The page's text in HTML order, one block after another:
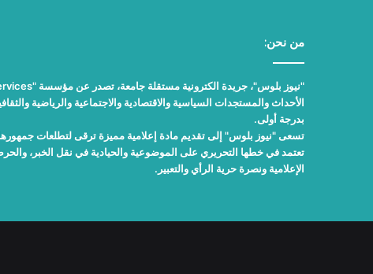
من نحن:
الأحداث والمستجدات السياسية والاقتصادية والاجتماعية والرياضية
بدرجة أولى.
تسعى "نيوز بلوس" إلى تقديم مادة إعلامية مميزة ترقى لتطلعات جمهورها
تعتمد في خطها التحريري على الموضوعية والحيادية في نقل الخبر،
الإعلامية ونصرة حرية الرأي والتعبير.